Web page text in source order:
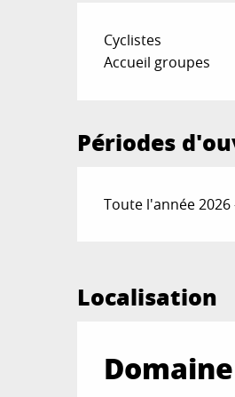
Cyclistes
Accueil groupes
Périodes
Toute l'année
Localisation